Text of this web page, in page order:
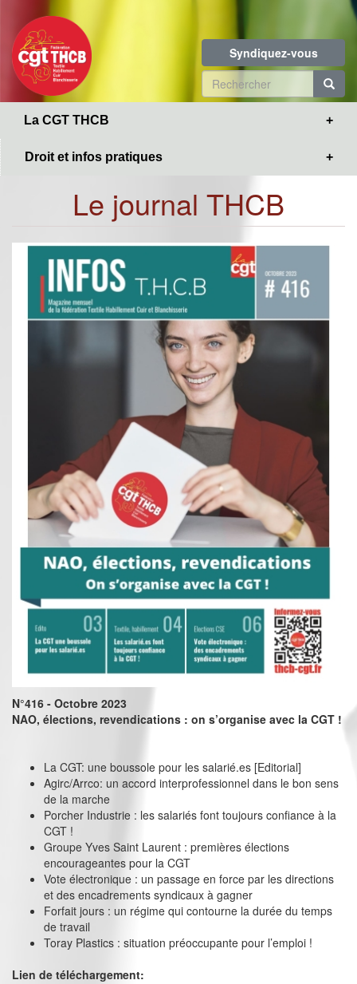
contenu
principal
Syndiquez-vous
Formulaire
de
La CGT THCB
Droit et infos pratiques
Le journal THCB
N°416 - Octobre 2023
NAO, élections, revendications : on s’organise avec la CGT !
La CGT: une boussole pour les salarié.es [Editorial]
Agirc/Arrco: un accord interprofessionnel dans le bon sens
de la marche
Porcher Industrie : les salariés font toujours confiance à la
CGT !
Groupe Yves Saint Laurent : premières élections
encourageantes pour la CGT
Vote électronique : un passage en force par les directions
et des encadrements syndicaux à gagner
Forfait jours : un régime qui contourne la durée du temps
de travail
Toray Plastics : situation préoccupante pour l’emploi !
Lien de téléchargement: